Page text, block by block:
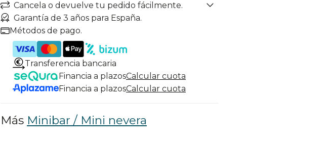
Cancela o devuelve tu pedido fácilmente.
Garantía de 3 años para España.
Métodos de pago.
Transferencia bancaria
Financia a plazosCalcular cuota
Financia a plazosCalcular cuota
Más Minibar / Mini nevera